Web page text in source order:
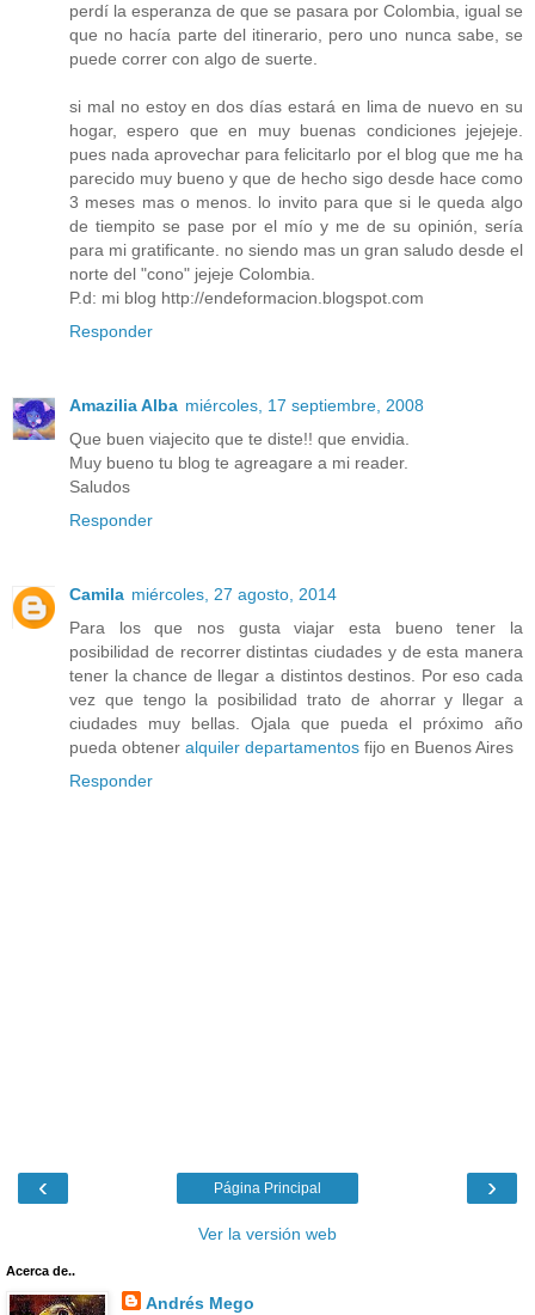
perdí la esperanza de que se pasara por Colombia, igual se
que no hacía parte del itinerario, pero uno nunca sabe, se
puede correr con algo de suerte.
si mal no estoy en dos días estará en lima de nuevo en su
hogar, espero que en muy buenas condiciones jejejeje.
pues nada aprovechar para felicitarlo por el blog que me ha
parecido muy bueno y que de hecho sigo desde hace como
3 meses mas o menos. lo invito para que si le queda algo
de tiempito se pase por el mío y me de su opinión, sería
para mi gratificante. no siendo mas un gran saludo desde el
norte del "cono" jejeje Colombia.
P.d: mi blog http://endeformacion.blogspot.com
Responder
Amazilia Alba miércoles, 17 septiembre, 2008
Que buen viajecito que te diste!! que envidia.
Muy bueno tu blog te agreagare a mi reader.
Saludos
Responder
Camila miércoles, 27 agosto, 2014
Para los que nos gusta viajar esta bueno tener la
posibilidad de recorrer distintas ciudades y de esta manera
tener la chance de llegar a distintos destinos. Por eso cada
vez que tengo la posibilidad trato de ahorrar y llegar a
ciudades muy bellas. Ojala que pueda el próximo año
pueda obtener alquiler departamentos fijo en Buenos Aires
Responder
‹ ›
Página Principal
Ver la versión web
Acerca de..
Andrés Mego